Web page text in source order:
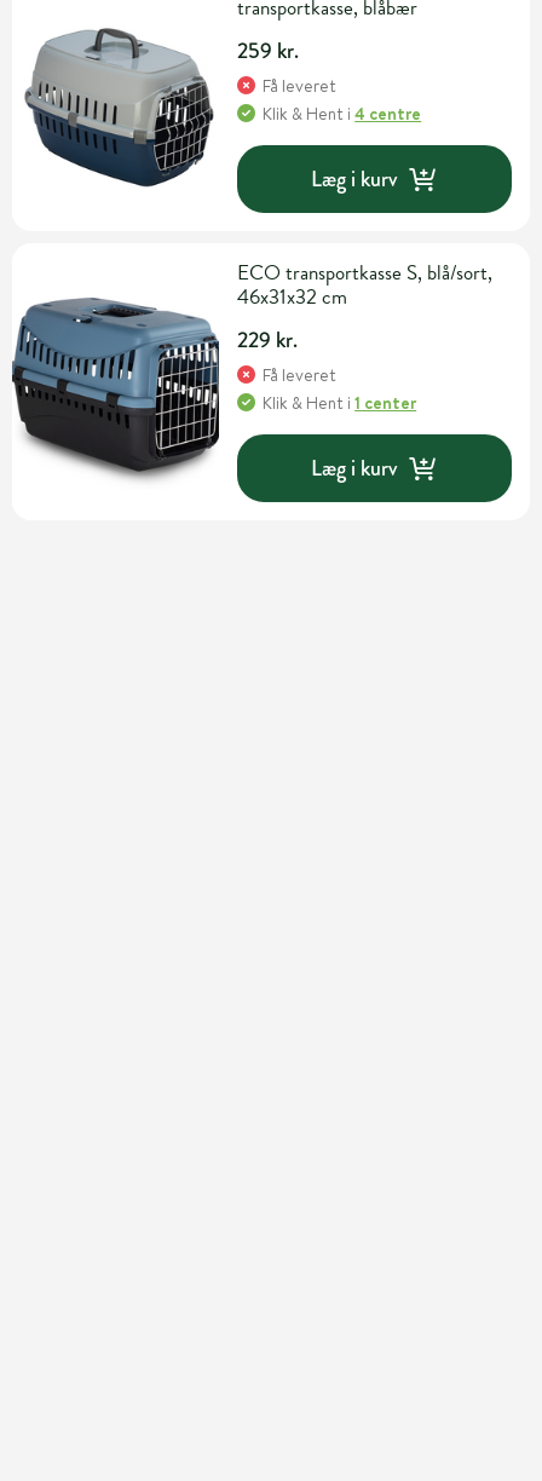
transportkasse, blåbær
259 kr.
Få leveret
Klik & Hent i4 centre
Læg i kurv
ECO transportkasse S, blå/sort,
46x31x32 cm
229 kr.
Få leveret
Klik & Hent i1 center
Læg i kurv